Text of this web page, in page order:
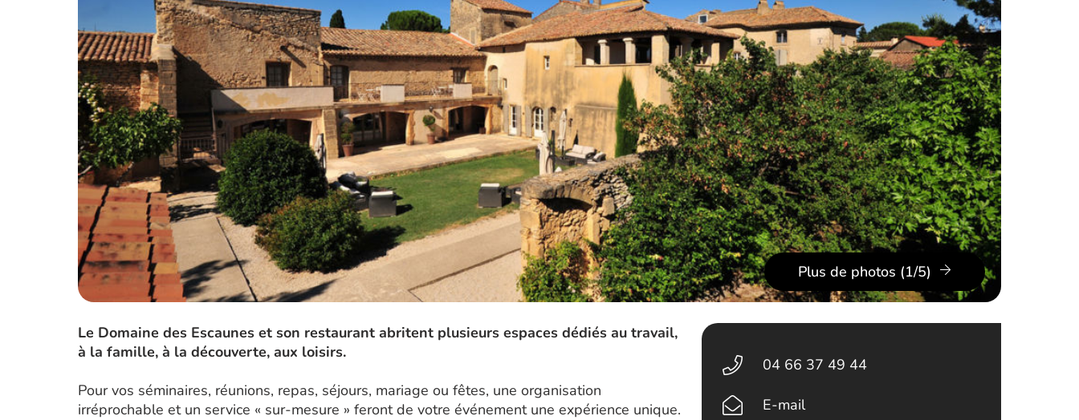
Plus de photos (1/5)
Le Domaine des Escaunes et son restaurant abritent plusieurs espaces dédiés au travail,
à la famille, à la découverte, aux loisirs.
Pour vos séminaires, réunions, repas, séjours, mariage ou fêtes, une organisation
irréprochable et un service « sur-mesure » feront de votre événement une expérience unique.
04 66 37 49 44
E-mail